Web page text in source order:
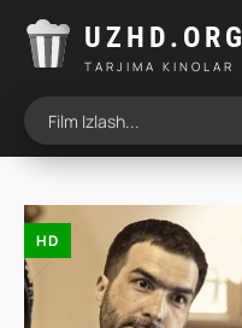
UZHD.ORG
TARJIMA KINOLAR
HD